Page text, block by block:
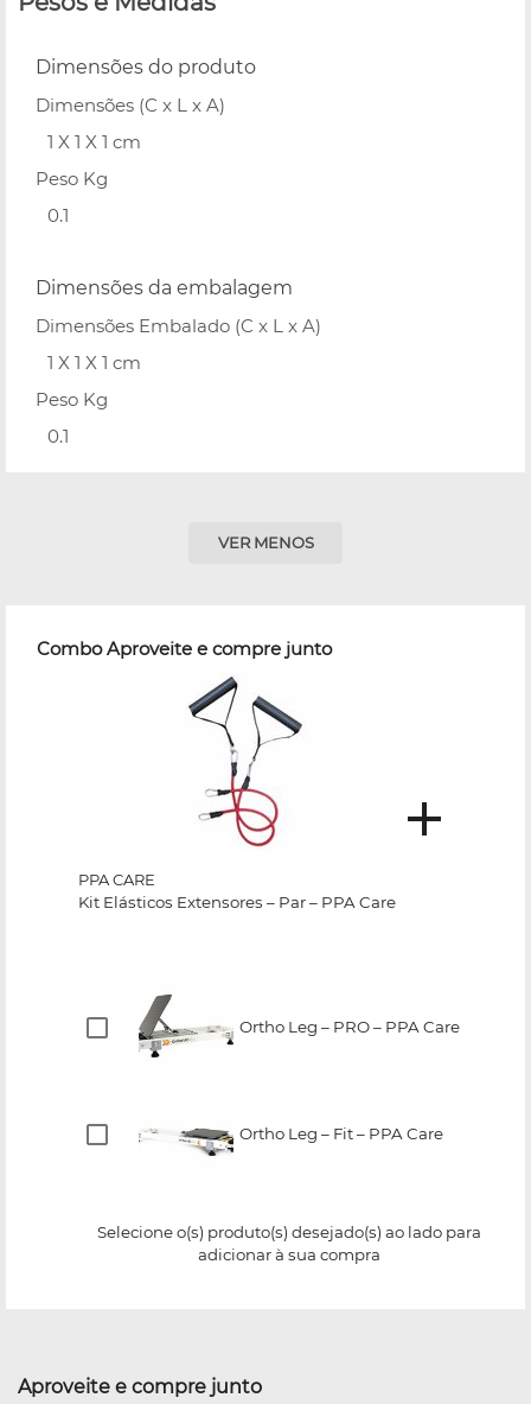
Dimensões do produto
Dimensões (C x L x A)
1 X 1 X 1 cm
Peso Kg
0.1
Dimensões da embalagem
Dimensões Embalado (C x L x A)
1 X 1 X 1 cm
Peso Kg
0.1
VER MENOS
Combo Aproveite e compre junto
PPA CARE
Kit Elásticos Extensores – Par – PPA Care
Ortho Leg – PRO – PPA Care
Ortho Leg – Fit – PPA Care
Selecione o(s) produto(s) desejado(s) ao lado para
adicionar à sua compra
Aproveite e compre junto